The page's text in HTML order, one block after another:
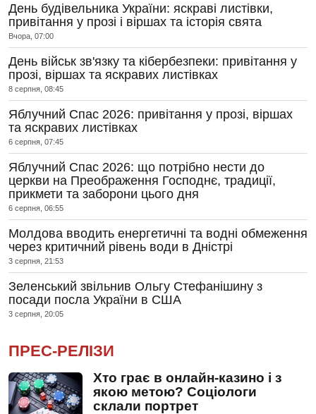
День будівельника України: яскраві листівки,
привітання у прозі і віршах та історія свята
Вчора, 07:00
День військ зв'язку та кібербезпеки: привітання у
прозі, віршах та яскравих листівках
8 серпня, 08:45
Яблучний Спас 2026: привітання у прозі, віршах
та яскравих листівках
6 серпня, 07:45
Яблучний Спас 2026: що потрібно нести до
церкви на Преображення Господнє, традиції,
прикмети та заборони цього дня
6 серпня, 06:55
Молдова вводить енергетичні та водні обмеження
через критичний рівень води в Дністрі
3 серпня, 21:53
Зеленський звільнив Ольгу Стефанішину з
посади посла України в США
3 серпня, 20:05
ПРЕС-РЕЛІЗИ
Хто грає в онлайн-казино і з
якою метою? Соціологи
склали портрет